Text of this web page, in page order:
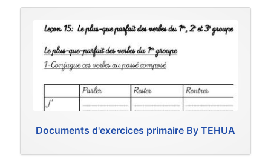
Documents d'exercices primaire By TEHUA